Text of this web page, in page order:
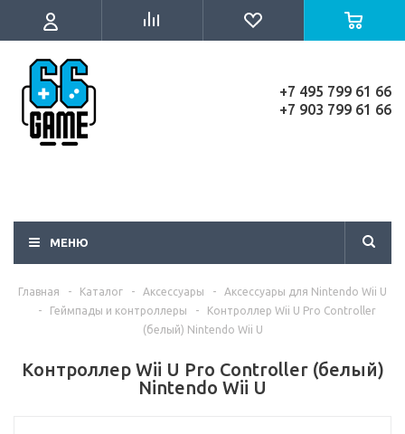
+7 495 799 61 66
+7 903 799 61 66
МЕНЮ
Главная - Каталог - Аксессуары -
Аксессуары для Nintendo Wii U
-
Геймпады и контроллеры -
Контроллер Wii U Pro Controller
(белый) Nintendo Wii U
Контроллер Wii U Pro Controller (белый)
Nintendo Wii U